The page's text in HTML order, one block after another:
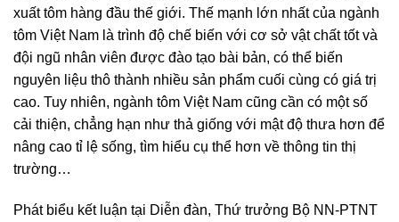
xuất tôm hàng đầu thế giới. Thế mạnh lớn nhất của ngành
tôm Việt Nam là trình độ chế biến với cơ sở vật chất tốt và
đội ngũ nhân viên được đào tạo bài bản, có thể biến
nguyên liệu thô thành nhiều sản phẩm cuối cùng có giá trị
cao. Tuy nhiên, ngành tôm Việt Nam cũng cần có một số
cải thiện, chẳng hạn như thả giống với mật độ thưa hơn để
nâng cao tỉ lệ sống, tìm hiểu cụ thể hơn về thông tin thị
trường…
Phát biểu kết luận tại Diễn đàn, Thứ trưởng Bộ NN-PTNT